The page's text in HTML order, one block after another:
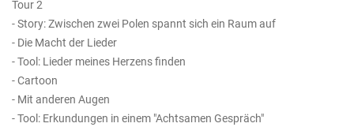
Tour 2
- Story: Zwischen zwei Polen spannt sich ein Raum auf
- Die Macht der Lieder
- Tool: Lieder meines Herzens finden
- Cartoon
- Mit anderen Augen
- Tool: Erkundungen in einem "Achtsamen Gespräch"